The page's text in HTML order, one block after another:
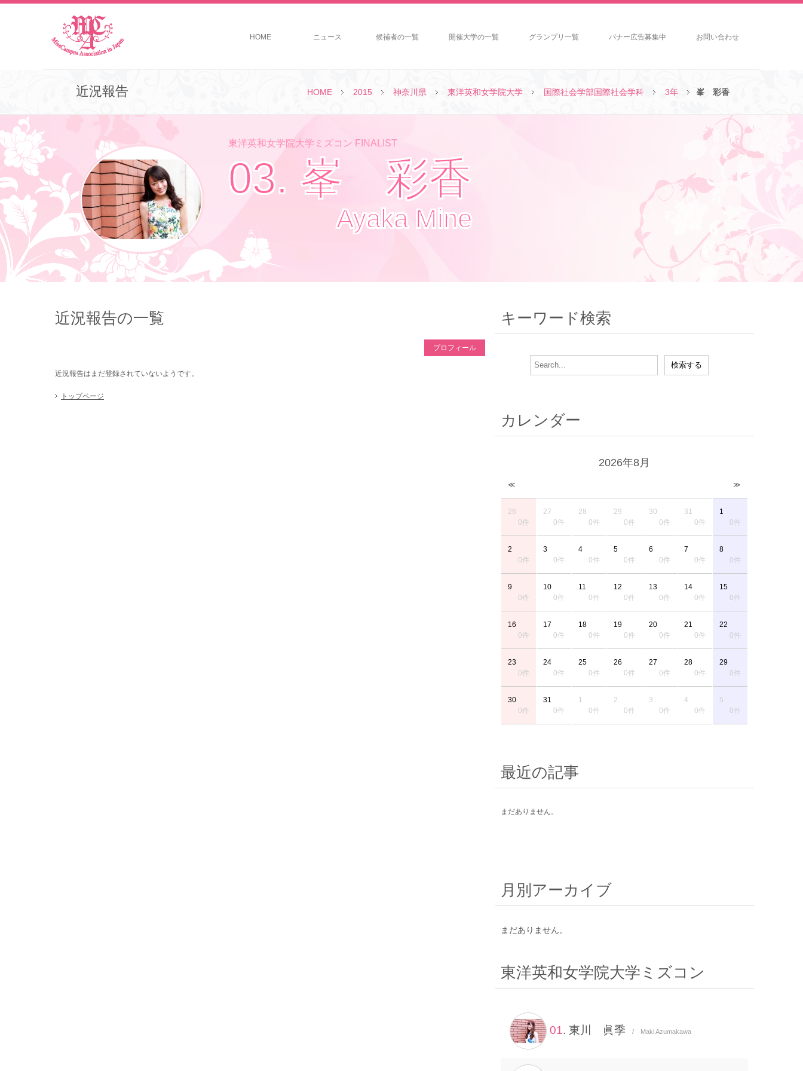
HOME ニュース 候補者の一覧 開催大学の一覧 グランプリ一覧 バナー広告募集中 お問い合わせ
HOME 2015 神奈川県 東洋英和女学院大学 国際社会学部国際社会学科 3年 峯 彩香
近況報告
東洋英和女学院大学ミズコン FINALIST
03. 峯 彩香
Ayaka Mine
近況報告の一覧
プロフィール
近況報告はまだ登録されていないようです。
トップページ
キーワード検索
カレンダー
2026年8月
≪ ≫
26
0件
27
0件
28
0件
29
0件
30
0件
31
0件
1
0件
2
0件
3
0件
4
0件
5
0件
6
0件
7
0件
8
0件
9
0件
10
0件
11
0件
12
0件
13
0件
14
0件
15
0件
16
0件
17
0件
18
0件
19
0件
20
0件
21
0件
22
0件
23
0件
24
0件
25
0件
26
0件
27
0件
28
0件
29
0件
30
0件
31
0件
1
0件
2
0件
3
0件
4
0件
5
0件
最近の記事
まだありません。
月別アーカイブ
まだありません。
東洋英和女学院大学ミズコン
01. 東川 眞季 / Maki Azumakawa